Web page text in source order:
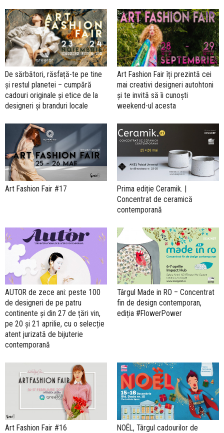
De sărbători, răsfață-te pe tine
și restul planetei – cumpără
cadouri originale și etice de la
designeri și branduri locale
Art Fashion Fair îți prezintă cei
mai creativi designeri autohtoni
și te invită să îi cunoști
weekend-ul acesta
Art Fashion Fair #17
Prima ediție Ceramik. |
Concentrat de ceramică
contemporană
AUTOR de zece ani: peste 100
de designeri de pe patru
continente și din 27 de țări vin,
pe 20 și 21 aprilie, cu o selecție
atent jurizată de bijuterie
contemporană
Târgul Made in RO – Concentrat
fin de design contemporan,
ediția #FlowerPower
Art Fashion Fair #16
NOËL, Târgul cadourilor de